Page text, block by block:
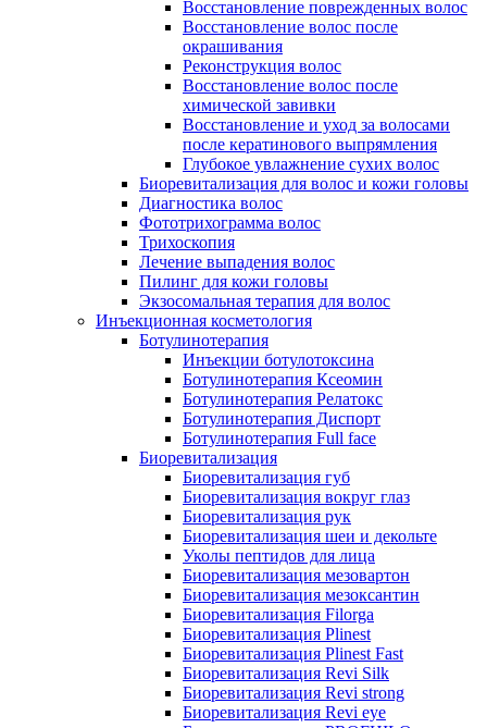
Восстановление поврежденных волос
Восстановление волос после
окрашивания
Реконструкция волос
Восстановление волос после
химической завивки
Восстановление и уход за волосами
после кератинового выпрямления
Глубокое увлажнение сухих волос
Биоревитализация для волос и кожи головы
Диагностика волос
Фототрихограмма волос
Трихоскопия
Лечение выпадения волос
Пилинг для кожи головы
Экзосомальная терапия для волос
Инъекционная косметология
Ботулинотерапия
Инъекции ботулотоксина
Ботулинотерапия Ксеомин
Ботулинотерапия Релатокс
Ботулинотерапия Диспорт
Ботулинотерапия Full face
Биоревитализация
Биоревитализация губ
Биоревитализация вокруг глаз
Биоревитализация рук
Биоревитализация шеи и декольте
Уколы пептидов для лица
Биоревитализация мезовартон
Биоревитализация мезоксантин
Биоревитализация Filorga
Биоревитализация Plinest
Биоревитализация Plinest Fast
Биоревитализация Revi Silk
Биоревитализация Revi strong
Биоревитализация Revi eye